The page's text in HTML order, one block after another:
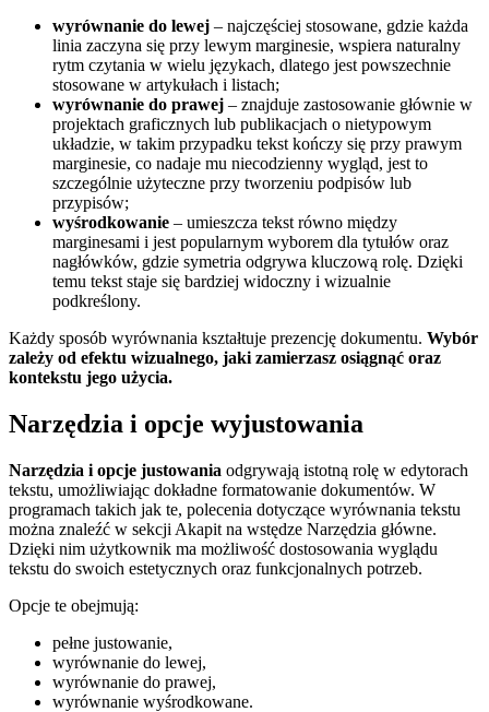
wyrównanie do lewej – najczęściej stosowane, gdzie każda
linia zaczyna się przy lewym marginesie, wspiera naturalny
rytm czytania w wielu językach, dlatego jest powszechnie
stosowane w artykułach i listach;
wyrównanie do prawej – znajduje zastosowanie głównie w
projektach graficznych lub publikacjach o nietypowym
układzie, w takim przypadku tekst kończy się przy prawym
marginesie, co nadaje mu niecodzienny wygląd, jest to
szczególnie użyteczne przy tworzeniu podpisów lub
przypisów;
wyśrodkowanie – umieszcza tekst równo między
marginesami i jest popularnym wyborem dla tytułów oraz
nagłówków, gdzie symetria odgrywa kluczową rolę. Dzięki
temu tekst staje się bardziej widoczny i wizualnie
podkreślony.
Każdy sposób wyrównania kształtuje prezencję dokumentu. Wybór
zależy od efektu wizualnego, jaki zamierzasz osiągnąć oraz
kontekstu jego użycia.
Narzędzia i opcje wyjustowania
Narzędzia i opcje justowania odgrywają istotną rolę w edytorach
tekstu, umożliwiając dokładne formatowanie dokumentów. W
programach takich jak te, polecenia dotyczące wyrównania tekstu
można znaleźć w sekcji Akapit na wstędze Narzędzia główne.
Dzięki nim użytkownik ma możliwość dostosowania wyglądu
tekstu do swoich estetycznych oraz funkcjonalnych potrzeb.
Opcje te obejmują:
pełne justowanie,
wyrównanie do lewej,
wyrównanie do prawej,
wyrównanie wyśrodkowane.